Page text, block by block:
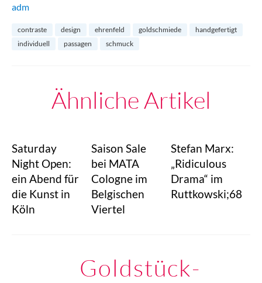
adm
contraste design ehrenfeld goldschmiede
handgefertigt
individuell
passagen schmuck
Ähnliche Artikel
Saturday
Night Open:
ein Abend für
die Kunst in
Köln
Saison Sale
bei MATA
Cologne im
Belgischen
Viertel
Stefan Marx:
„Ridiculous
Drama“ im
Ruttkowski;68
Goldstück-